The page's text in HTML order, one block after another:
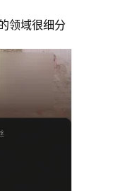
领域很细分